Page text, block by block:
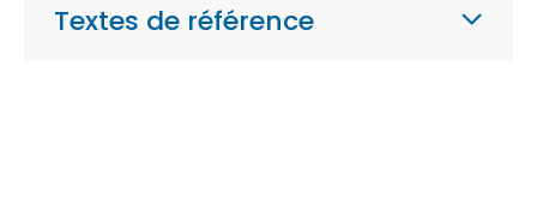
Textes de référence